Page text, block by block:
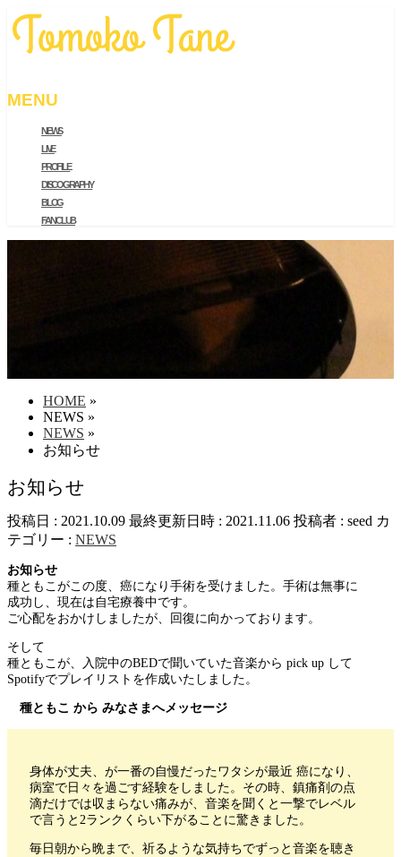
MENU
NEWS
LIVE
PROFILE
DISCOGRAPHY
BLOG
FAN CLUB
HOME »
NEWS »
NEWS »
お知らせ
お知らせ
投稿日 : 2021.10.09 最終更新日時 : 2021.11.06 投稿者 : seed カ
テゴリー : NEWS
お知らせ
種ともこがこの度、癌になり手術を受けました。手術は無事に
成功し、現在は自宅療養中です。
ご心配をおかけしましたが、回復に向かっております。
そして
種ともこが、入院中のBEDで聞いていた音楽から pick up して
Spotifyでプレイリストを作成いたしました。
種ともこ から みなさまへメッセージ
身体が丈夫、が一番の自慢だったワタシが最近 癌になり、
病室で日々を過ごす経験をしました。その時、鎮痛剤の点
滴だけでは収まらない痛みが、音楽を聞くと一撃でレベル
で言うと2ランクくらい下がることに驚きました。
毎日朝から晩まで、祈るような気持ちでずっと音楽を聴き